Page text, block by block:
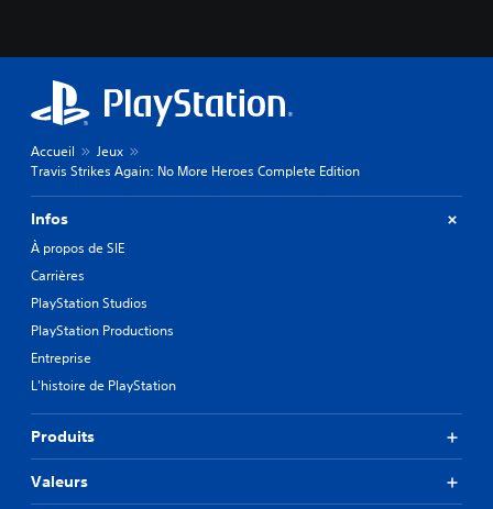
Accueil
Jeux
Travis Strikes Again: No More Heroes Complete Edition
Infos
À propos de SIE
Carrières
PlayStation Studios
PlayStation Productions
Entreprise
L'histoire de PlayStation
Produits
Valeurs